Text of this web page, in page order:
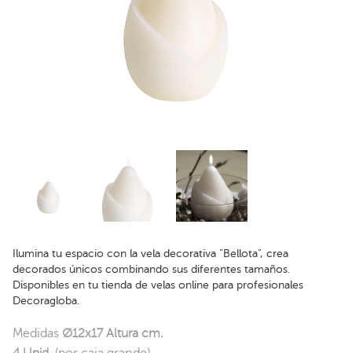
Ilumina tu espacio con la vela decorativa "Bellota", crea
decorados únicos combinando sus diferentes tamaños.
Disponibles en tu tienda de velas online para profesionales
Decoragloba.
Medidas Ø12x17 Altura cm.